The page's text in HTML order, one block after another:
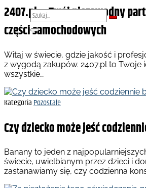
2407.pl – Twój niezawodny
części samochodowych
Witaj w świecie, gdzie jakość i
z wygodą zakupów. 2407.pl to Twoje
wszystkie…
KategoriaPozostałe
Czy dziecko może jeść
Banany to jeden z
świecie, uwielbianym przez dzieci i
zastanawiamy się, czy codzienna